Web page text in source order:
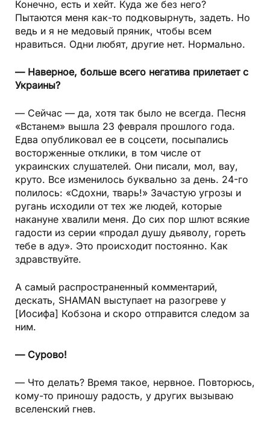
Конечно, есть и хейт. Куда же без него?
Пытаются меня как-то подковырнуть, задеть. Но
ведь и я не медовый пряник, чтобы всем
нравиться. Одни любят, другие нет. Нормально.
— Наверное, больше всего негатива прилетает с
Украины?
— Сейчас — да, хотя так было не всегда. Песня
«Встанем» вышла 23 февраля прошлого года.
Едва опубликовал ее в соцсети, посыпались
восторженные отклики, в том числе от
украинских слушателей. Они писали, мол, вау,
круто. Все изменилось буквально за день. 24-го
полилось: «Сдохни, тварь!» Зачастую угрозы и
ругань исходили от тех же людей, которые
накануне хвалили меня. До сих пор шлют всякие
гадости из серии «продал душу дьяволу, гореть
тебе в аду». Это происходит постоянно. Как
здравствуйте.
А самый распространенный комментарий,
дескать, SHAMAN выступает на разогреве у
[Иосифа] Кобзона и скоро отправится следом за
ним.
— Сурово!
— Что делать? Время такое, нервное. Повторюсь,
кому-то приношу радость, у других вызываю
вселенский гнев.